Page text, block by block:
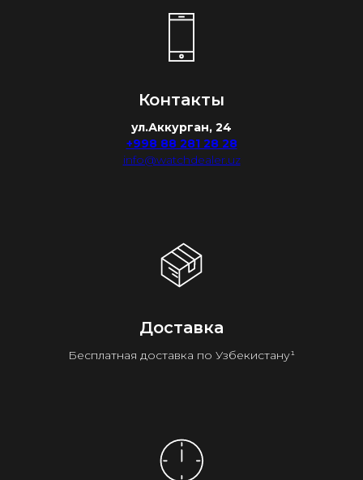
Контакты
ул.Аккурган, 24
+998 88 281 28 28
info@watchdealer.uz
Доставка
Бесплатная доставка по Узбекистану¹